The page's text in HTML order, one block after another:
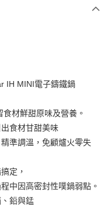
商業銀行
商業銀行
（台灣）商業銀行
豐國際商業銀行
國際商業銀行
商業銀行
（台灣）商業銀行
IH MINI電子鑄鐵鍋
材鮮甜原味及營養。
食材甘甜美味
準調溫，免顧爐火零失
定，
中因高密封性噗鍋弱點。
鉛與錳